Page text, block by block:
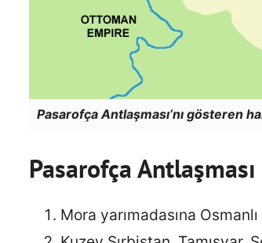
Pasarofça Antlaşması’nı gösteren
Pasarofça
Mora yarımadasına